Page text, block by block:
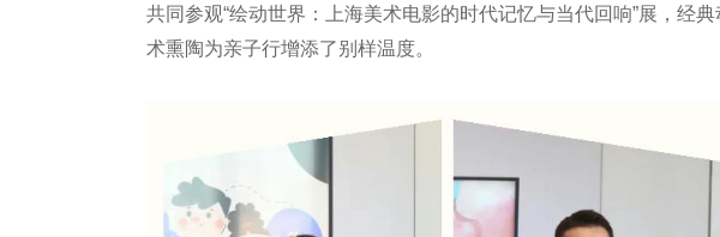
共同参观“绘动世界：上海美术电影的时代记忆与当代回响”展，经
术熏陶为亲子行增添了别样温度。